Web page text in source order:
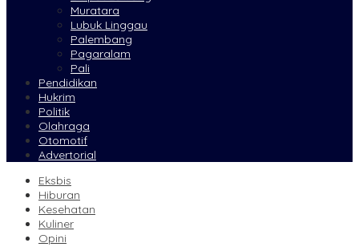
Muratara
Lubuk Linggau
Palembang
Pagaralam
Pali
Pendidikan
Hukrim
Politik
Olahraga
Otomotif
Advertorial
Eksbis
Hiburan
Kesehatan
Kuliner
Opini